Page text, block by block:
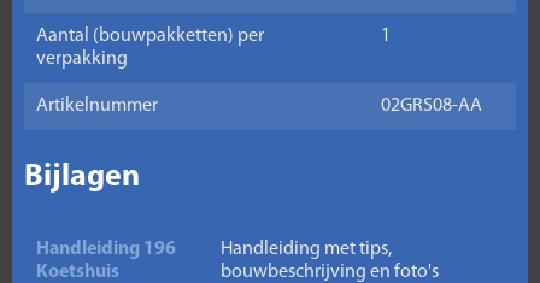
Aantal (bouwpakketten) per
verpakking
1
Artikelnummer 02GRS08-AA
Bijlagen
Handleiding 196
Koetshuis
Handleiding met tips,
bouwbeschrijving en foto's